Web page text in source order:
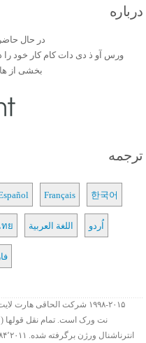
درباره
در حال حاضر آیه روز
بخشی از هارت
ترجمه
Français 한국어
ย اللغة العربية اُردو
۱۹۹۸-۲۰۱۵ شرکت الحاقی